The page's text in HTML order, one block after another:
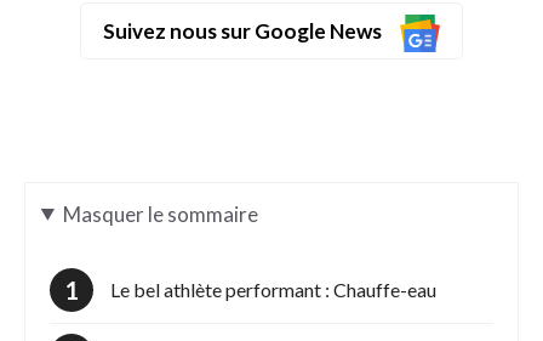
Suivez nous sur Google News
Masquerle sommaire
Le bel athlète performant : Chauffe-eau